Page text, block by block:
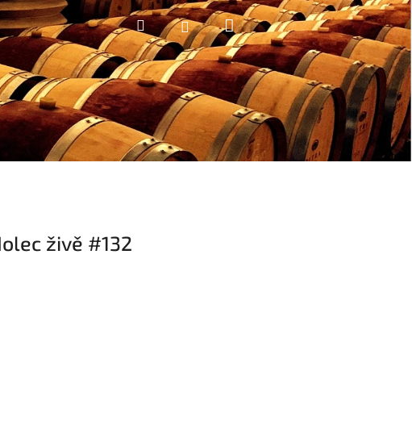
HledatPřihlášeníNákupní
košík
živě #132